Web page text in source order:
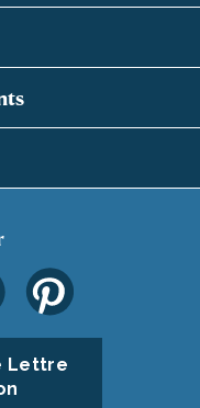
Lettre